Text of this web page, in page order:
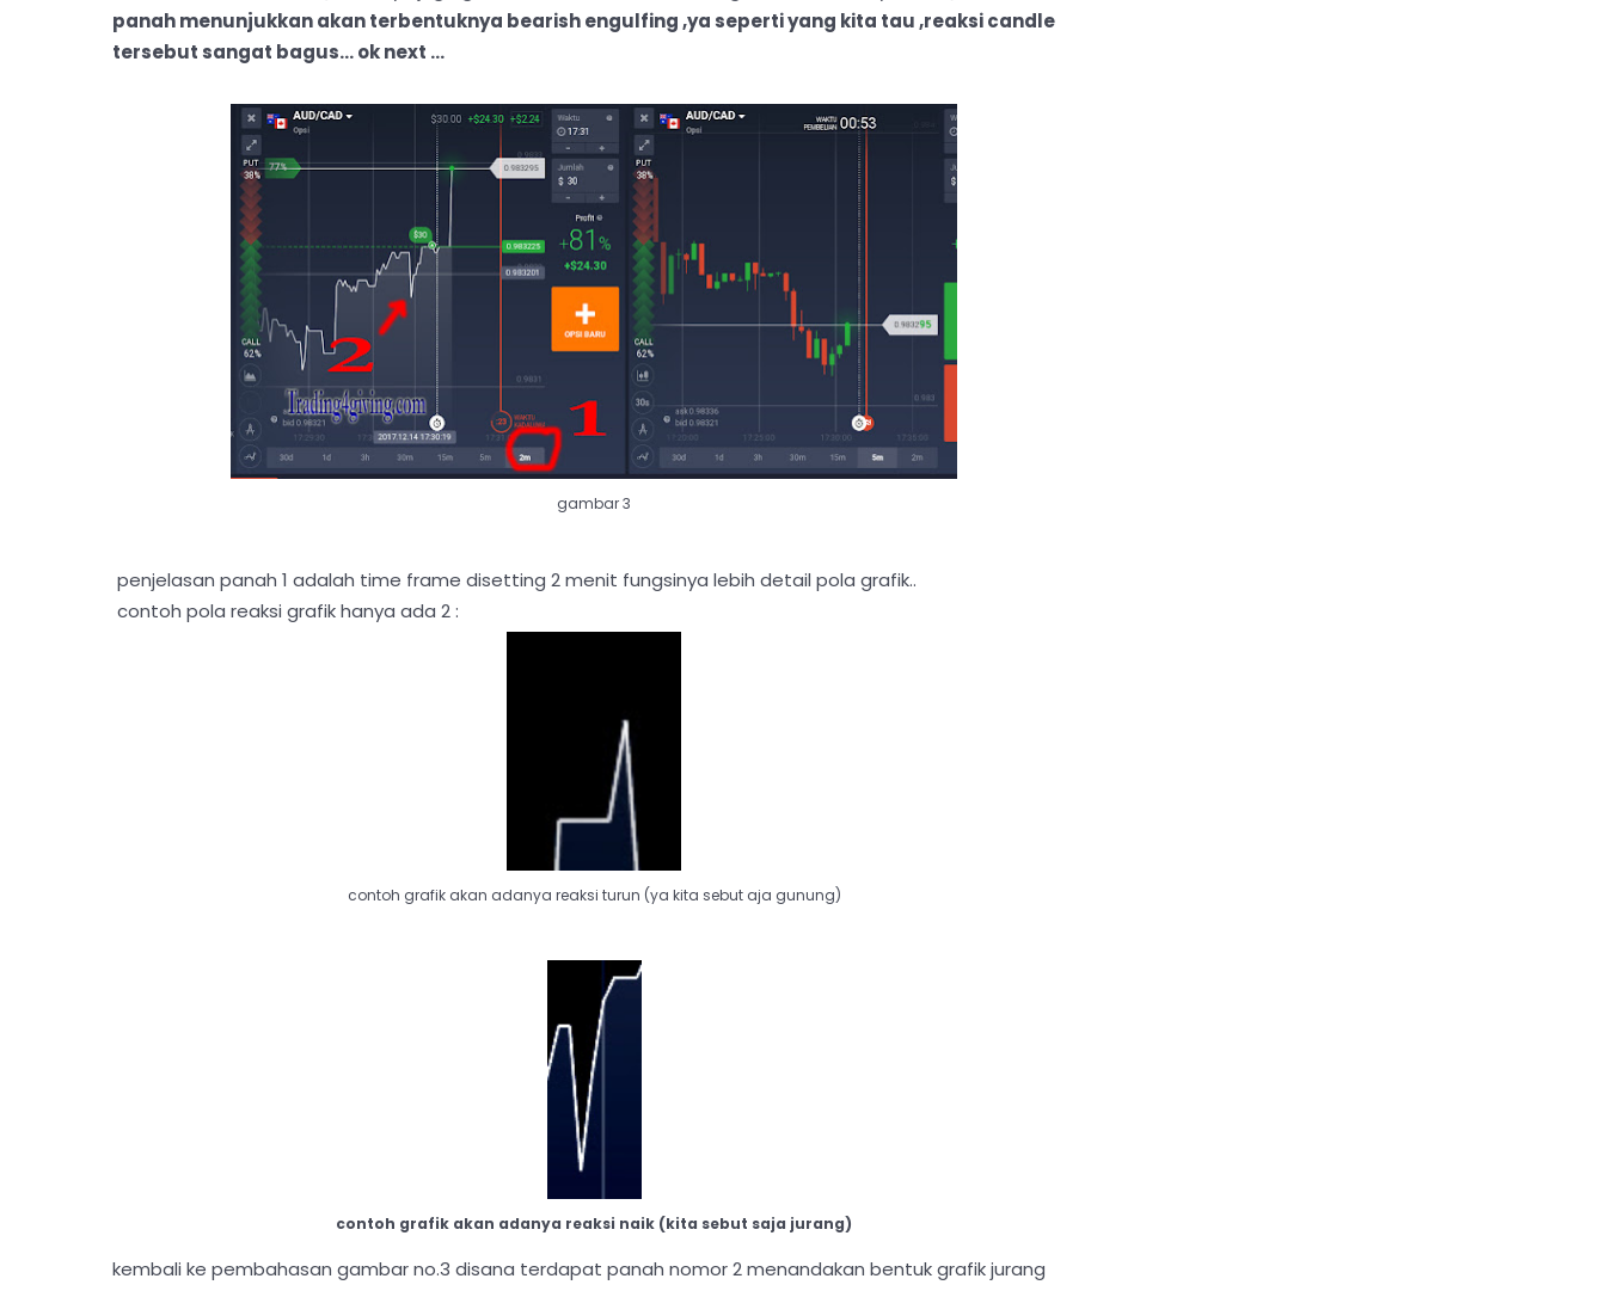
panah menunjukkan akan terbentuknya bearish engulfing ,ya seperti yang kita tau ,reaksi candle
tersebut sangat bagus... ok next ...
gambar 3
penjelasan panah 1 adalah time frame disetting 2 menit fungsinya lebih detail pola grafik..
contoh pola reaksi grafik hanya ada 2 :
contoh grafik akan adanya reaksi turun (ya kita sebut aja gunung)
contoh grafik akan adanya reaksi naik (kita sebut saja jurang)
kembali ke pembahasan gambar no.3 disana terdapat panah nomor 2 menandakan bentuk grafik jurang